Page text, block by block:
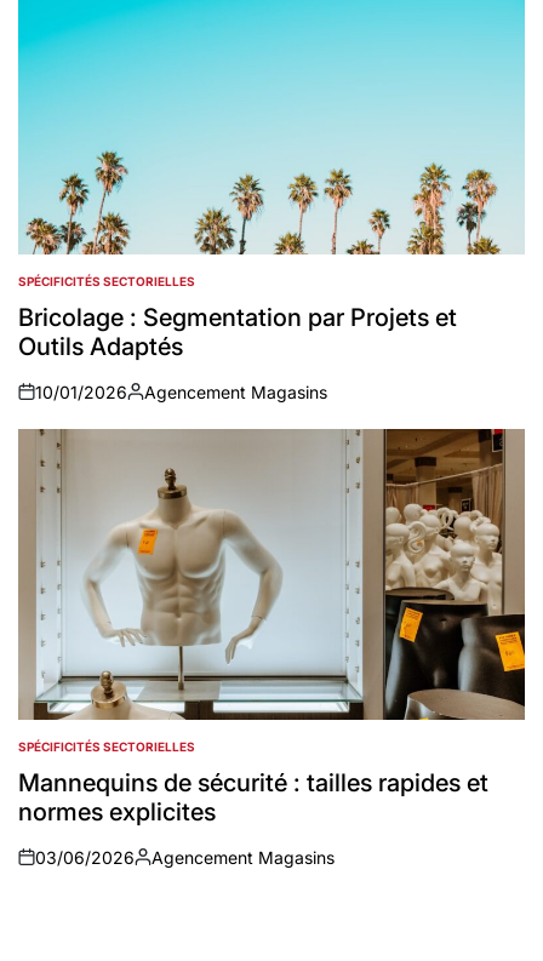
POSTED
IN
SPÉCIFICITÉS SECTORIELLES
Bricolage : Segmentation par Projets et
Outils Adaptés
on
10/01/2026
Auteur
Agencement Magasins
POSTED
IN
SPÉCIFICITÉS SECTORIELLES
Mannequins de sécurité : tailles rapides et
normes explicites
on
03/06/2026
Auteur
Agencement Magasins